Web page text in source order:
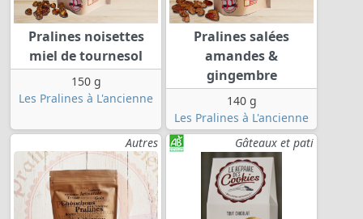
Pralines noisettes
miel de tournesol
150 g
Les Pralines à L'ancienne
Pralines salées
amandes &
gingembre
140 g
Les Pralines à L'ancienne
Autres
Gâteaux et pati